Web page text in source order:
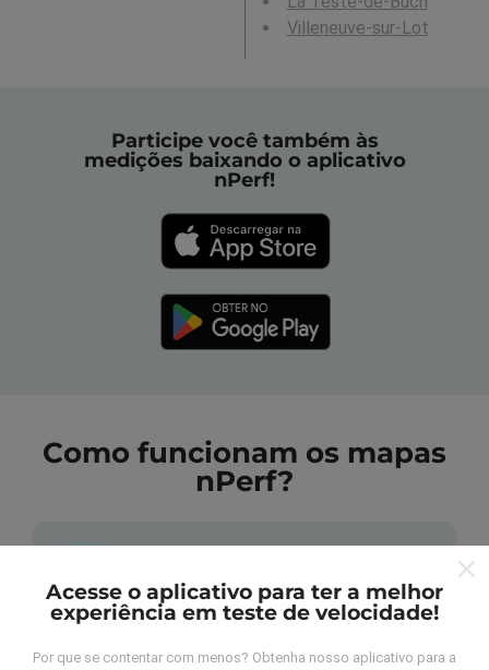
Villeneuve-sur-Lot
Participe você também às
medições baixando o aplicativo
nPerf!
Como funcionam os mapas
nPerf?
Acesse o aplicativo para ter a melhor
experiência em teste de velocidade!
Por que se contentar com menos? Obtenha nosso aplicativo para a